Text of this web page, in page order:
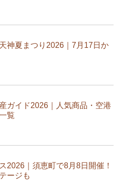
神夏まつり2026｜7月17日か
ガイド2026｜人気商品・空港
覧
2026｜須恵町で8月8日開催！
ージも